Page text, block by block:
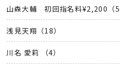
山森大輔 初回指名料¥2,200（
浅見天翔（18）
川名 愛莉 （4）